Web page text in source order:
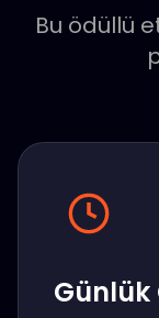
Bu ödüllü
Günlük